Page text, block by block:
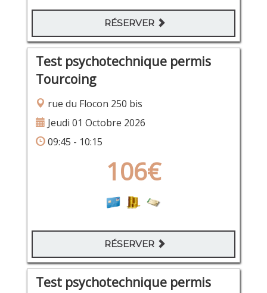
RÉSERVER
Test psychotechnique permis
Tourcoing
rue du Flocon 250 bis
Jeudi 01 Octobre 2026
09:45 - 10:15
106€
RÉSERVER
Test psychotechnique permis